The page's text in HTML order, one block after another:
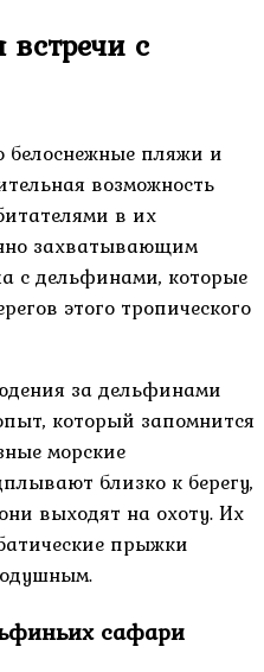
с
пляжи и
возможность
в их
захватывающим
с дельфинами, которые
этого тропического
за дельфинами
который запомнится
морские
близко к берегу,
выходят на охоту. Их
прыжки
сафари